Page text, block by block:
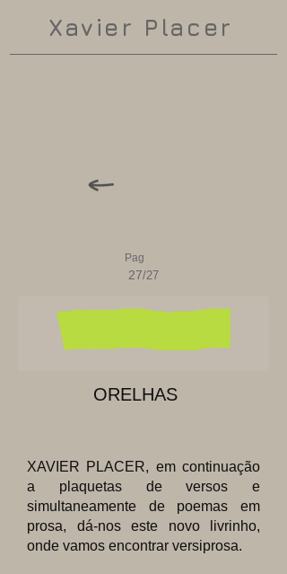
Xavier Placer
XAVIER PLACER, em continuação
a plaquetas de versos e
simultaneamente de poemas em
prosa, dá-nos este novo livrinho,
onde vamos encontrar versiprosa.
ORELHAS
Pag
27/27